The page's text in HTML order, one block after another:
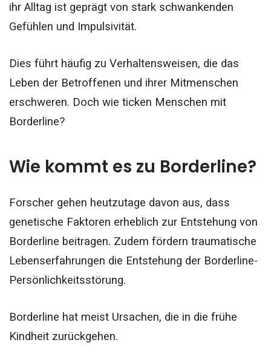
ihr Alltag ist geprägt von stark schwankenden
Gefühlen und Impulsivität.
Dies führt häufig zu Verhaltensweisen, die das
Leben der Betroffenen und ihrer Mitmenschen
erschweren. Doch wie ticken Menschen mit
Borderline?
Wie kommt es zu Borderline?
Forscher gehen heutzutage davon aus, dass
genetische Faktoren erheblich zur Entstehung von
Borderline beitragen. Zudem fördern traumatische
Lebenserfahrungen die Entstehung der Borderline-
Persönlichkeitsstörung.
Borderline hat meist Ursachen, die in die frühe
Kindheit zurückgehen.